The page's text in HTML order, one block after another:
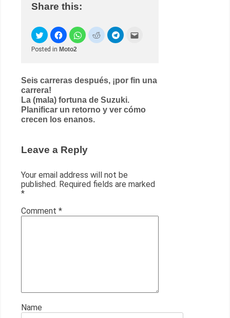
Share this:
Posted in Moto2
Post
navigation
Seis carreras después, ¡por fin una
carrera!
La (mala) fortuna de Suzuki.
Planificar un retorno y ver cómo
crecen los enanos.
Leave a Reply
Your email address will not be
published. Required fields are marked
*
Comment *
Name